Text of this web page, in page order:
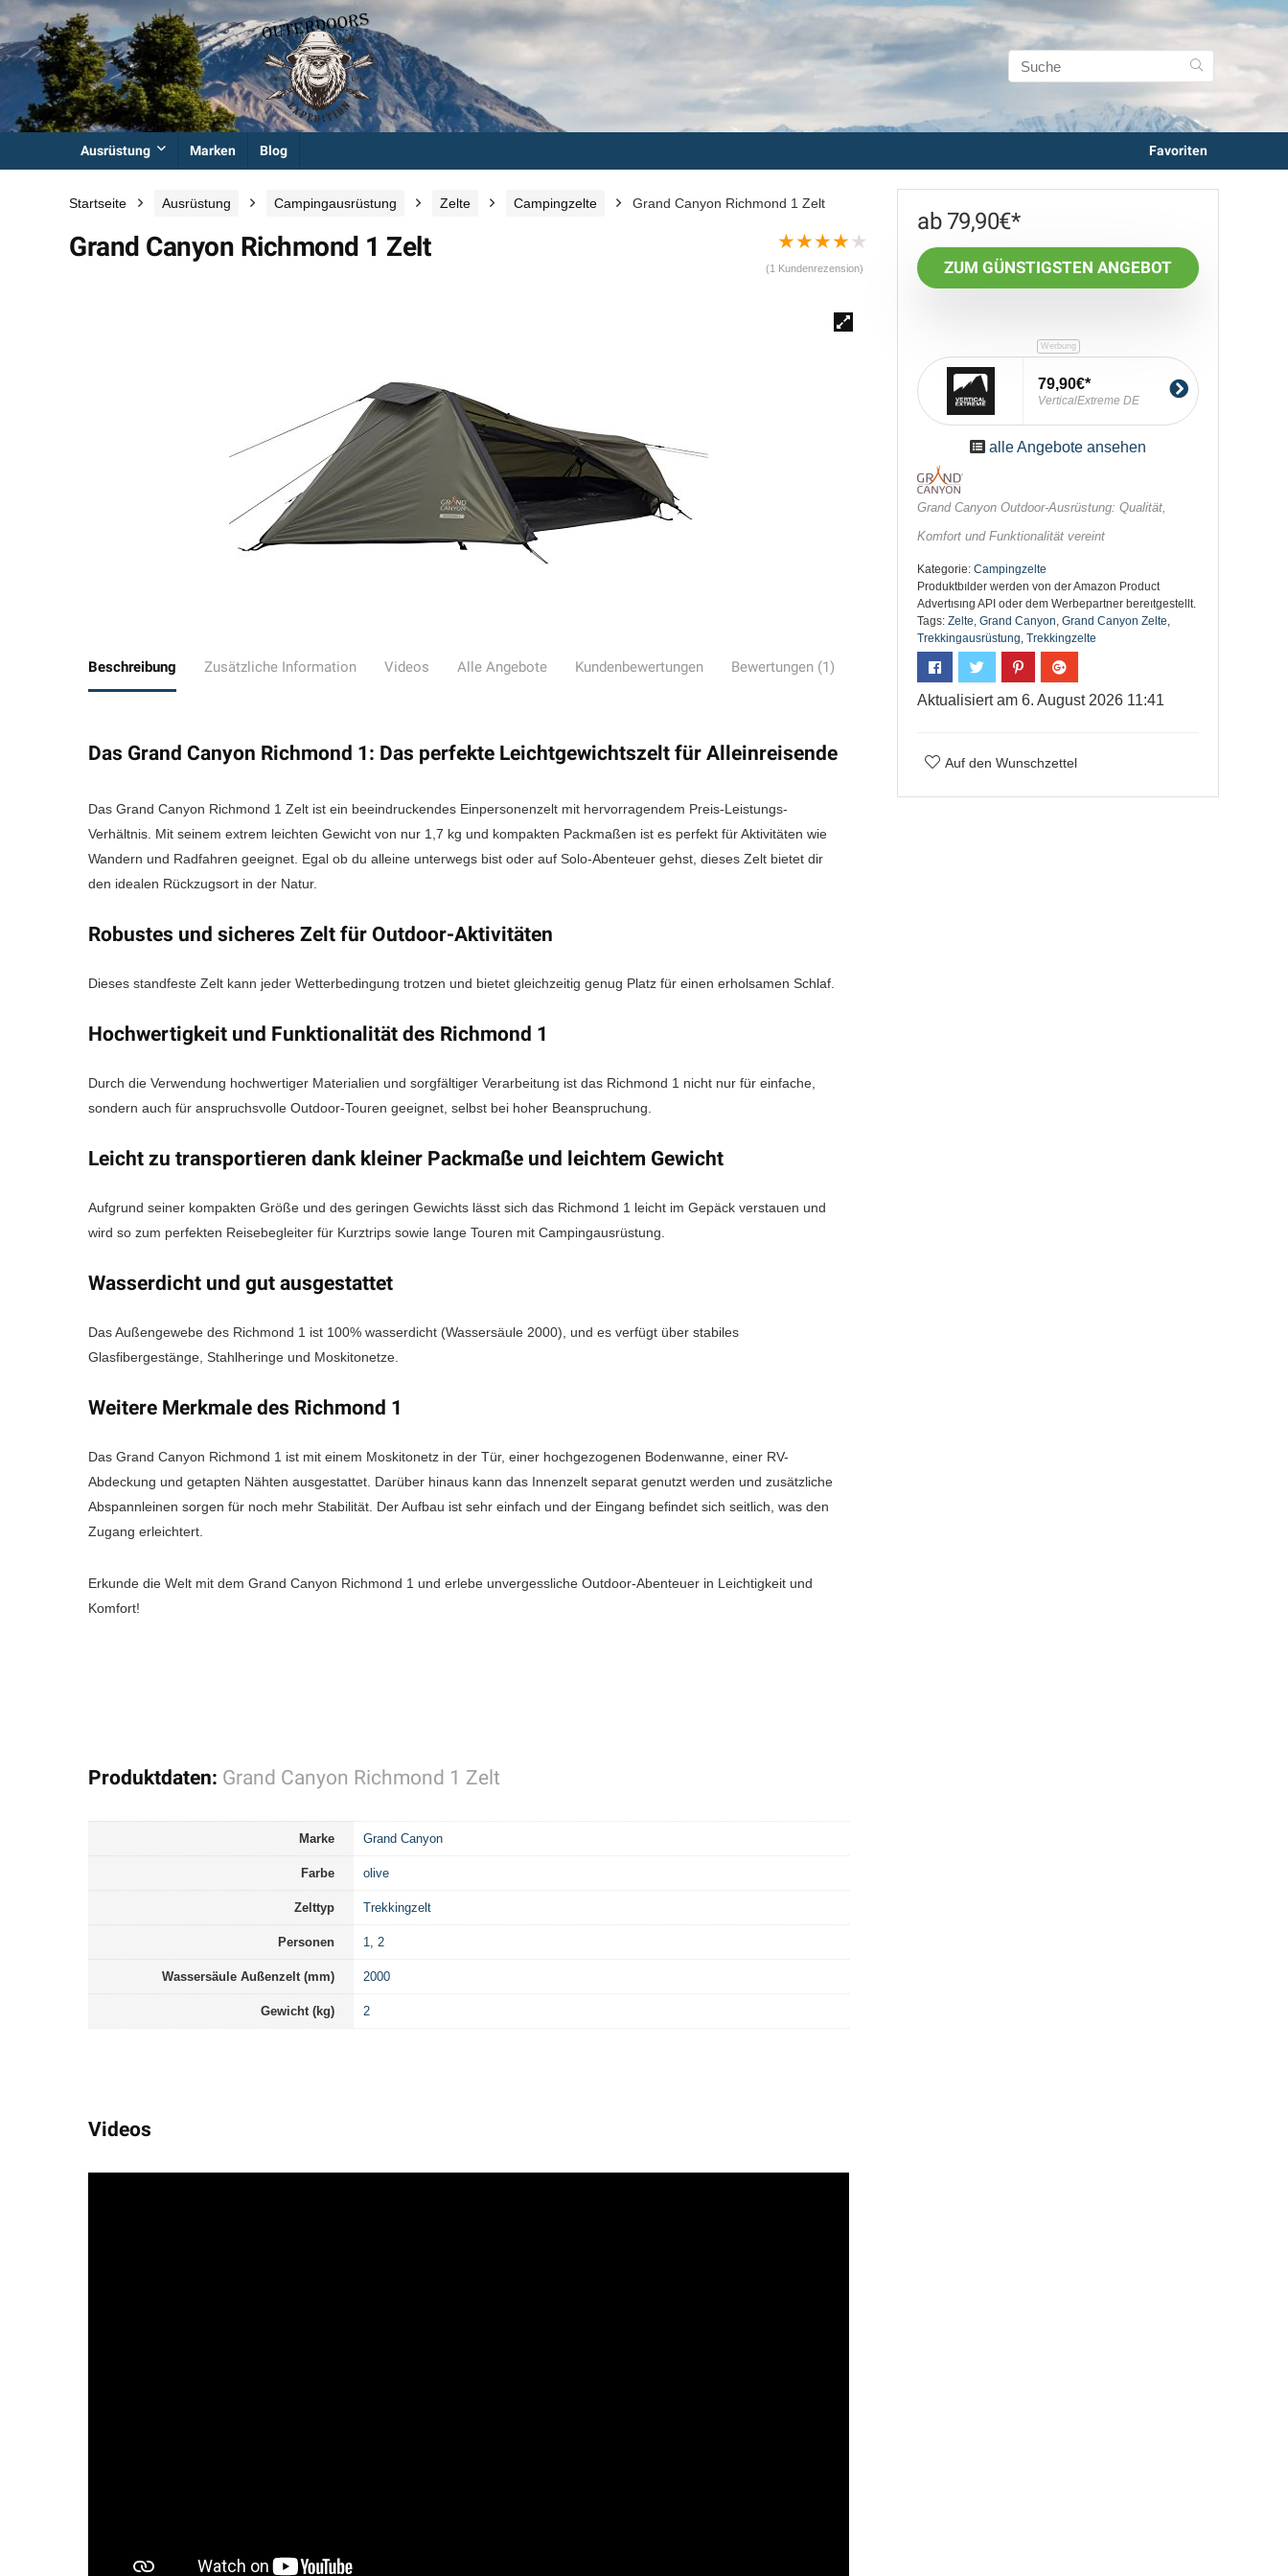
Ausrüstung Marken Blog Favoriten
Startseite Ausrüstung Campingausrüstung Zelte Campingzelte Grand Canyon Richmond 1 Zelt
Grand Canyon Richmond 1 Zelt ★★★★ ★
(1 Kundenrezension)
Beschreibung Zusätzliche Information Videos Alle Angebote Kundenbewertungen Bewertungen (1)
Das Grand Canyon Richmond 1: Das perfekte Leichtgewichtszelt für Alleinreisende
Das Grand Canyon Richmond 1 Zelt ist ein beeindruckendes Einpersonenzelt mit hervorragendem Preis-Leistungs-
Verhältnis. Mit seinem extrem leichten Gewicht von nur 1,7 kg und kompakten Packmaßen ist es perfekt für Aktivitäten wie
Wandern und Radfahren geeignet. Egal ob du alleine unterwegs bist oder auf Solo-Abenteuer gehst, dieses Zelt bietet dir
den idealen Rückzugsort in der Natur.
Robustes und sicheres Zelt für Outdoor-Aktivitäten
Dieses standfeste Zelt kann jeder Wetterbedingung trotzen und bietet gleichzeitig genug Platz für einen erholsamen Schlaf.
Hochwertigkeit und Funktionalität des Richmond 1
Durch die Verwendung hochwertiger Materialien und sorgfältiger Verarbeitung ist das Richmond 1 nicht nur für einfache,
sondern auch für anspruchsvolle Outdoor-Touren geeignet, selbst bei hoher Beanspruchung.
Leicht zu transportieren dank kleiner Packmaße und leichtem Gewicht
Aufgrund seiner kompakten Größe und des geringen Gewichts lässt sich das Richmond 1 leicht im Gepäck verstauen und
wird so zum perfekten Reisebegleiter für Kurztrips sowie lange Touren mit Campingausrüstung.
Wasserdicht und gut ausgestattet
Das Außengewebe des Richmond 1 ist 100% wasserdicht (Wassersäule 2000), und es verfügt über stabiles
Glasfibergestänge, Stahlheringe und Moskitonetze.
Weitere Merkmale des Richmond 1
Das Grand Canyon Richmond 1 ist mit einem Moskitonetz in der Tür, einer hochgezogenen Bodenwanne, einer RV-
Abdeckung und getapten Nähten ausgestattet. Darüber hinaus kann das Innenzelt separat genutzt werden und zusätzliche
Abspannleinen sorgen für noch mehr Stabilität. Der Aufbau ist sehr einfach und der Eingang befindet sich seitlich, was den
Zugang erleichtert.
Erkunde die Welt mit dem Grand Canyon Richmond 1 und erlebe unvergessliche Outdoor-Abenteuer in Leichtigkeit und
Komfort!
Produktdaten: Grand Canyon Richmond 1 Zelt
Marke Grand Canyon
Farbe olive
Zelttyp Trekkingzelt
Personen 1, 2
Wassersäule Außenzelt (mm) 2000
Gewicht (kg) 2
Videos
79,90€
ZUM GÜNSTIGSTEN ANGEBOT
79,90€
VerticalExtreme DE
alle Angebote ansehen
Grand Canyon Outdoor-Ausrüstung: Qualität,
Komfort und Funktionalität vereint
Kategorie: Campingzelte
Produktbılder werden von der Amazon Product
Advertısıng API oder dem Werbepartner bereıtgestellt.
Tags: Zelte, Grand Canyon, Grand Canyon Zelte,
Trekkingausrüstung, Trekkingzelte
Aktualisiert am 6. August 2026 11:41
Auf den Wunschzettel